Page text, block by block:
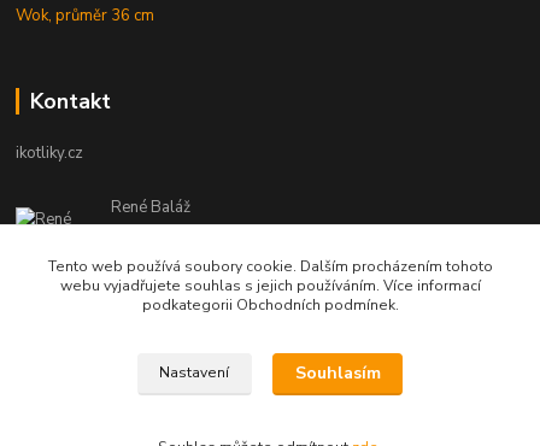
Wok, průměr 36 cm
Kontakt
ikotliky.cz
René Baláž
Eshop: +421 902 212 007
od 8:00 - do 16:00 hod
info@ikotliky.cz
Copyright © 2014-2020 IKOTLIKY.CZ, všetky práva vyhradené..
Tento web používá soubory cookie. Dalším procházením tohoto
webu vyjadřujete souhlas s jejich používáním. Více informací
podkategorii Obchodních podmínek.
Nastavení Souhlasím